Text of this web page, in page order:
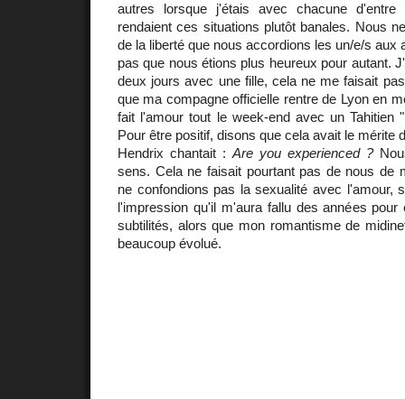
autres lorsque j'étais avec chacune
rendaient ces situations plutôt banales. Nous
de la liberté que nous accordions les un/e/s aux
pas que nous étions plus heureux pour autant.
deux jours avec une fille, cela ne me faisait
que ma compagne officielle rentre de Lyon en
fait l'amour tout le week-end avec un Tahitien
Pour être positif, disons que cela avait le mérite
Hendrix chantait : Are you experienced ?
sens. Cela ne faisait pourtant pas de nous de
ne confondions pas la sexualité avec l'amour,
l'impression qu'il m'aura fallu des années
subtilités, alors que mon romantisme de
beaucoup évolué.